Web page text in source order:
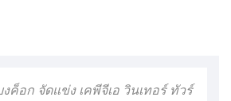
ค็อก จัดแข่ง เคพีจีเอ วินเทอร์ ทัวร์